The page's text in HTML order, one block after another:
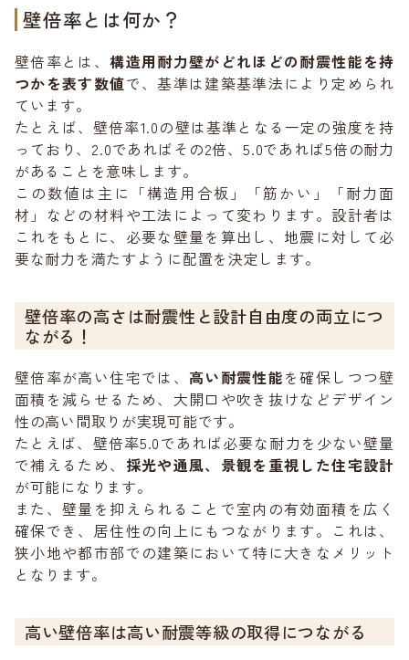
壁倍率とは何か？
壁倍率とは、構造用耐力壁がどれほどの耐震性能を持
つかを表す数値で、基準は建築基準法により定められ
ています。
たとえば、壁倍率1.0の壁は基準となる一定の強度を持
っており、2.0であればその2倍、5.0であれば5倍の耐力
があることを意味します。
この数値は主に「構造用合板」「筋かい」「耐力面
材」などの材料や工法によって変わります。設計者は
これをもとに、必要な壁量を算出し、地震に対して必
要な耐力を満たすように配置を決定します。
壁倍率の高さは耐震性と設計自由度の両立につ
ながる！
壁倍率が高い住宅では、 高い耐震性能を確保しつつ壁
面積を減らせるため、大開口や吹き抜けなどデザイン
性の高い間取りが実現可能です。
たとえば、壁倍率5.0であれば必要な耐力を少ない壁量
で補えるため、 採光や通風、景観を重視した住宅設計
が可能になります。
また、壁量を抑えられることで室内の有効面積を広く
確保でき、居住性の向上にもつながります。これは、
狭小地や都市部での建築において特に大きなメリット
となります。
高い壁倍率は高い耐震等級の取得につながる